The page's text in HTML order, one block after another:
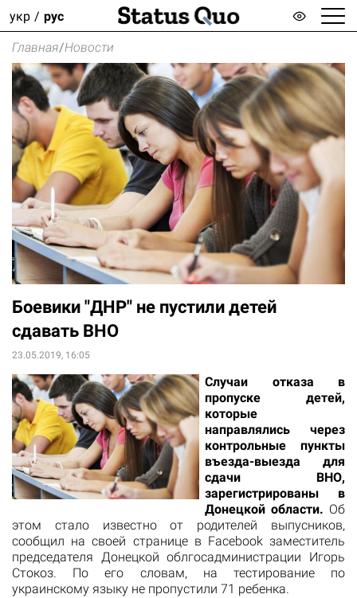
укр рус
Главная/Новости
Боевики "ДНР" не пустили детей
сдавать ВНО
23.05.2019, 16:05
Случаи отказа в
пропуске детей,
которые
направлялись через
контрольные пункты
въезда-выезда для
сдачи ВНО,
зарегистрированы в
Донецкой области. Об
этом стало известно от родителей выпусников,
сообщил на своей странице в Facebook заместитель
председателя Донецкой облгосадминистрации Игорь
Стокоз. По его словам, на тестирование по
украинскому языку не пропустили 71 ребенка.